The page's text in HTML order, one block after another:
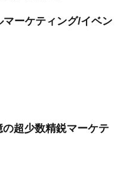
ーケティング/イベン
の超少数精鋭マーケテ